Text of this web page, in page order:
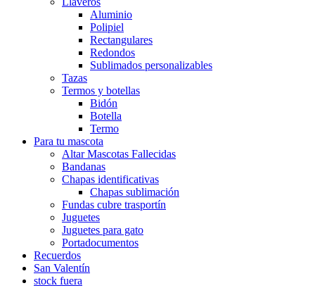
Aluminio
Polipiel
Rectangulares
Redondos
Sublimados personalizables
Tazas
Termos y botellas
Bidón
Botella
Termo
Para tu mascota
Altar Mascotas Fallecidas
Bandanas
Chapas identificativas
Chapas sublimación
Fundas cubre trasportín
Juguetes
Juguetes para gato
Portadocumentos
Recuerdos
San Valentín
stock fuera